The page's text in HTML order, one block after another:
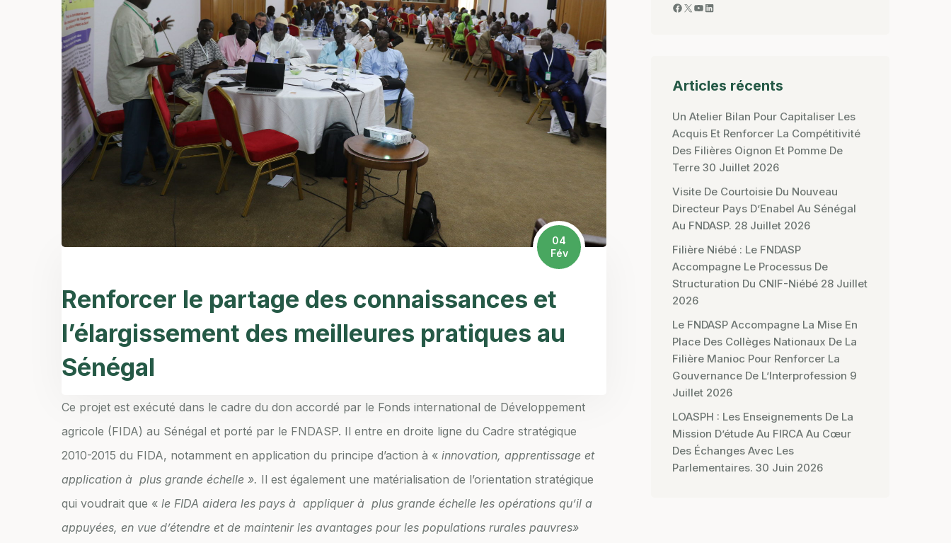
04
Fév
Renforcer le partage des connaissances et
l’élargissement des meilleures pratiques au
Sénégal
Ce projet est exécuté dans le cadre du don accordé par le Fonds international de Développement
agricole (FIDA) au Sénégal et porté par le FNDASP. Il entre en droite ligne du Cadre stratégique
2010-2015 du FIDA, notamment en application du principe d’action à « innovation, apprentissage et
application à plus grande échelle ». Il est également une matérialisation de l’orientation stratégique
qui voudrait que « le FIDA aidera les pays à appliquer à plus grande échelle les opérations qu’il a
appuyées, en vue d’étendre et de maintenir les avantages pour les populations rurales pauvres»
Articles récents
Un Atelier Bilan Pour Capitaliser Les
Acquis Et Renforcer La Compétitivité
Des Filières Oignon Et Pomme De
Terre 30 Juillet 2026
Visite De Courtoisie Du Nouveau
Directeur Pays D’Enabel Au Sénégal
Au FNDASP. 28 Juillet 2026
Filière Niébé : Le FNDASP
Accompagne Le Processus De
Structuration Du CNIF-Niébé 28 Juillet
2026
Le FNDASP Accompagne La Mise En
Place Des Collèges Nationaux De La
Filière Manioc Pour Renforcer La
Gouvernance De L’Interprofession 9
Juillet 2026
LOASPH : Les Enseignements De La
Mission D’étude Au FIRCA Au Cœur
Des Échanges Avec Les
Parlementaires. 30 Juin 2026